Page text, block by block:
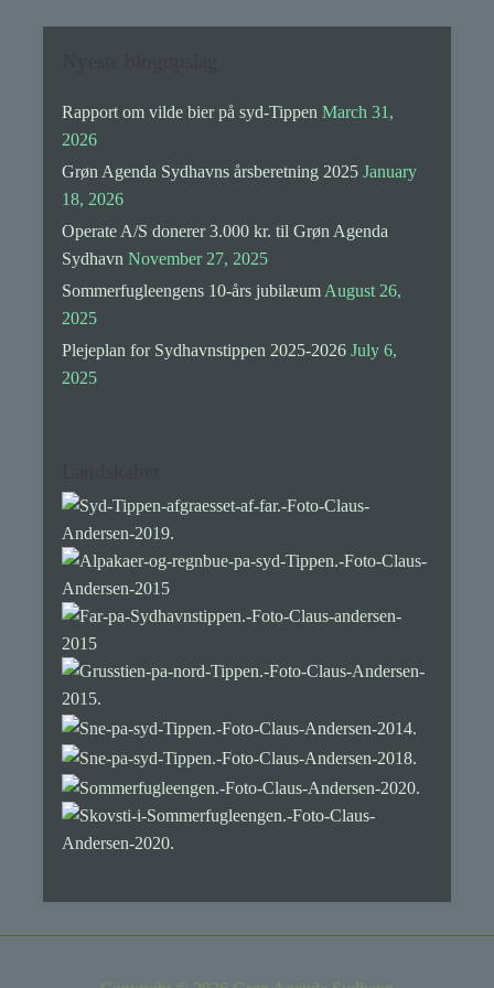
Rapport om vilde bier på syd-Tippen March 31,
2026
Grøn Agenda Sydhavns årsberetning 2025 January
18, 2026
Operate A/S donerer 3.000 kr. til Grøn Agenda
Sydhavn November 27, 2025
Sommerfugleengens 10-års jubilæum August 26,
2025
Plejeplan for Sydhavnstippen 2025-2026 July 6,
2025